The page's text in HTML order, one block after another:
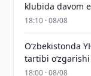
klubida davom
18:10 · 08/08
O‘zbekistonda
tartibi
18:00 · 08/08